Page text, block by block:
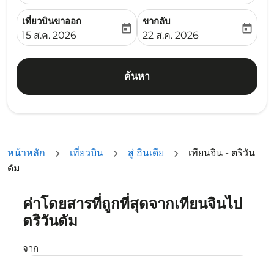
เที่ยวบินขาออก
fc-booking-departure-date-aria-label
15 ส.ค. 2026
today
ขากลับ
fc-booking-return-date-
22 ส.ค. 2026
today
ค้นหา
หน้าหลัก เที่ยวบิน สู่ อินเดีย
เทียนจิน - ตริวัน
ดัม
ค่าโดยสารที่ถูกที่สุดจากเทียนจินไป
ตริวันดัม
จาก
ลองอัปเดตเส้นทางของคุณ (ต้นทางและ/หรือปลายทาง) หรื